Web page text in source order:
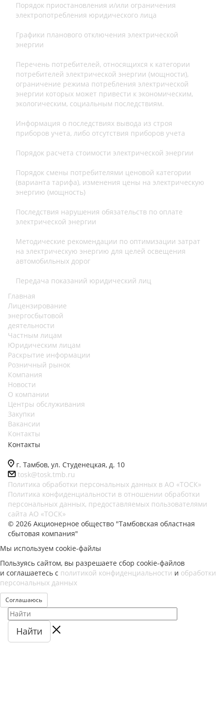
Порядок приостановления и/или ограничения
электропотребления юридического лица
Графики планового отключения электрической
энергии
Перечень потребителей, относящихся к категории
потребителей электрической энергии (мощности),
ограничение режима потребления электрической
энергии которых может привести к экономическим,
экологическим, социальным последствиям.
Информация о последствиях вывода из строя
приборов учета, либо отсутствия приборов учета
Порядок расчета стоимости электрической энергии
Порядок смены потребителями ценовой категории
(варианта тарифа), изменения цены на электрическую
энергию (мощность)
Последствия нарушения обязательств по оплате
электрической энергии
Методические рекомендации по оптимизации затрат
на электрическую энергию для целей освещения
автомобильных дорог
Передача показаний юридический лиц
Главная
Лицензирование
энергосбытовой
деятельности
Частным лицам
Юридическим лицам
Раскрытие информации
Розничный рынок
Компания
Новости
О компании
Центры обслуживания
Закупки
Вакансии
Контакты
Контакты
г. Тамбов, ул. Студенецкая, д. 10
tosk@tosk.tmb.ru
Политика обработки персональных данных в АО «ТОСК»
Политика конфиденциальности в отношении обработки
персональных данных, предоставляемых пользователями
сайта АО «ТОСК»
© 2026 Акционерное общество "Тамбовская областная
сбытовая компания"
Мы используем cookie-файлы
Пользуясь сайтом, вы разрешаете сбор cookie-файлов
и соглашаетесь с политикой конфиденциальности и обработки
персональных данных
Соглашаюсь
Найти